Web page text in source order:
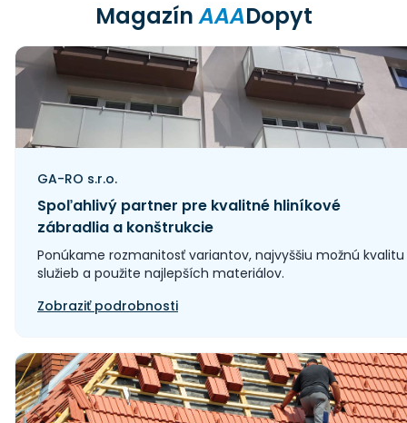
MagazínAAADopyt
GA-RO s.r.o.
Spoľahlivý partner pre kvalitné hliníkové
zábradlia a konštrukcie
Ponúkame rozmanitosť variantov, najvyššiu možnú kvalitu
služieb a použite najlepších materiálov.
Zobraziť podrobnosti